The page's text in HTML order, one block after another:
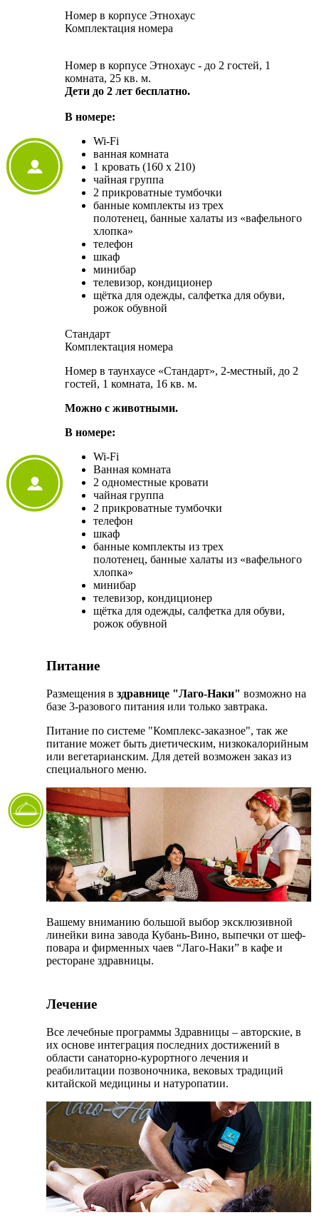
Номер в корпусе Этнохаус
Комплектация номера
Номер в корпусе Этнохаус - до 2 гостей, 1
комната, 25 кв. м.
Дети до 2 лет бесплатно.
В номере:
Wi-Fi
ванная комната
1 кровать (160 x 210)
чайная группа
2 прикроватные тумбочки
банные комплекты из трех
полотенец, банные халаты из «вафельного
хлопка»
телефон
шкаф
минибар
телевизор, кондиционер
щётка для одежды, салфетка для обуви,
рожок обувной
Стандарт
Комплектация номера
Номер в таунхаусе «Стандарт», 2-местный, до 2
гостей, 1 комната, 16 кв. м.
Можно с животными.
В номере:
Wi-Fi
Ванная комната
2 одноместные кровати
чайная группа
2 прикроватные тумбочки
телефон
шкаф
банные комплекты из трех
полотенец, банные халаты из «вафельного
хлопка»
минибар
телевизор, кондиционер
щётка для одежды, салфетка для обуви,
рожок обувной
Питание
Размещения в здравнице "Лаго-Наки" возможно на
базе 3-разового питания или только завтрака.
Питание по системе "Комплекс-заказное", так же
питание может быть диетическим, низкокалорийным
или вегетарианским. Для детей возможен заказ из
специального меню.
Вашему вниманию большой выбор эксклюзивной
линейки вина завода Кубань-Вино, выпечки от шеф-
повара и фирменных чаев “Лаго-Наки” в кафе и
ресторане здравницы.
Лечение
Все лечебные программы Здравницы – авторские, в
их основе интеграция последних достижений в
области санаторно-курортного лечения и
реабилитации позвоночника, вековых традиций
китайской медицины и натуропатии.